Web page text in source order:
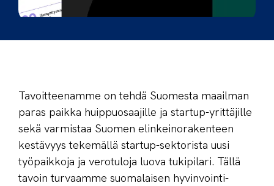
Tavoitteenamme on tehdä Suomesta maailman
paras paikka huippu­osaajille ja startup-yrittäjille
sekä varmistaa Suomen elinkeino­rakenteen
kestävyys tekemällä startup-sektorista uusi
työpaikkoja ja verotuloja luova tukipilari. Tällä
tavoin turvaamme suomalaisen hyvinvointi­